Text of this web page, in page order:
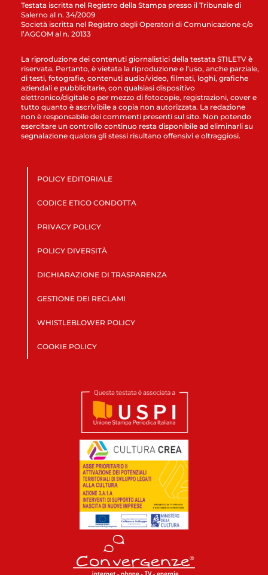
Testata iscritta nel Registro della Stampa presso il Tribunale di
Salerno al n. 34/2009
Società iscritta nel Registro degli Operatori di Comunicazione c/o
l’AGCOM al n. 20133
La riproduzione dei contenuti giornalistici della testata STILETV è
riservata. Pertanto, è vietata la riproduzione e l’uso, anche parziale,
di testi, fotografie, contenuti audio/video, filmati, loghi, grafiche
aziendali e pubblicitarie, con qualsiasi dispositivo
elettronico/digitale o per mezzo di fotocopie, registrazioni, cover e
tutto quanto è ascrivibile a copia non autorizzata. La redazione
non è responsabile dei commenti presenti sul sito. Non potendo
esercitare un controllo continuo resta disponibile ad eliminarli su
segnalazione qualora gli stessi risultano offensivi e oltraggiosi.
POLICY EDITORIALE
CODICE ETICO CONDOTTA
PRIVACY POLICY
POLICY DIVERSITÀ
DICHIARAZIONE DI TRASPARENZA
GESTIONE DEI RECLAMI
WHISTLEBLOWER POLICY
COOKIE POLICY